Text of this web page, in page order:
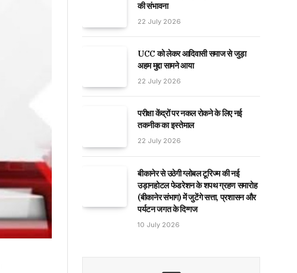
की संभावना
22 July 2026
UCC को लेकर आदिवासी समाज से जुड़ा
अहम मुद्दा सामने आया
22 July 2026
परीक्षा केंद्रों पर नकल रोकने के लिए नई
तकनीक का इस्तेमाल
22 July 2026
बीकानेर से उठेगी ग्लोबल टूरिज्म की नई
उड़ानहोटल फेडरेशन के शपथ ग्रहण समारोह
(बीकानेर संभाग) में जुटेंगे सत्ता, प्रशासन और
पर्यटन जगत के दिग्गज
10 July 2026